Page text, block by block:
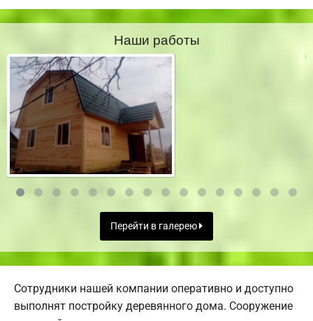
Наши работы
Перейти в галерею
Сотрудники нашей компании оперативно и доступно
выполнят постройку деревянного дома. Сооружение